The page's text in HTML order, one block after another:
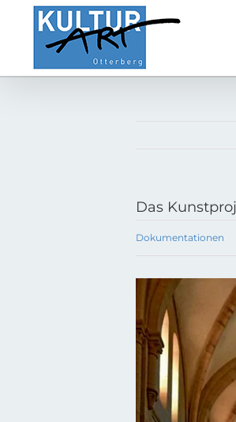
Zum
springen
Das
Dokumentationen
Zeige
grösseres
Bild